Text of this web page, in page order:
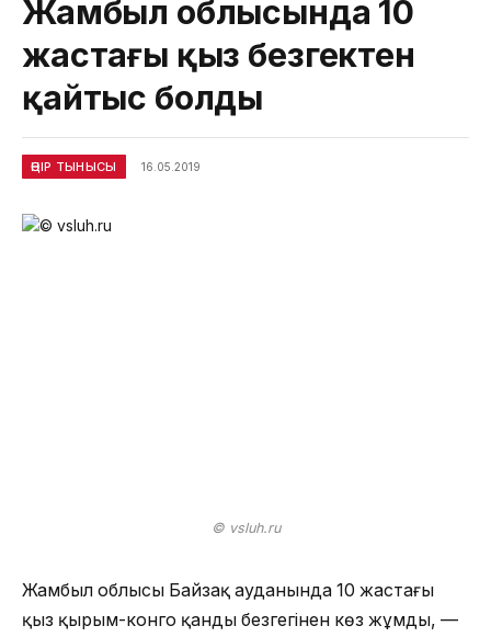
Жамбыл облысында 10
жастағы қыз безгектен
қайтыс болды
ӨҢІР ТЫНЫСЫ 16.05.2019
© vsluh.ru
Жамбыл облысы Байзақ ауданында 10 жастағы
қыз қырым-конго қанды безгегінен көз жұмды, —